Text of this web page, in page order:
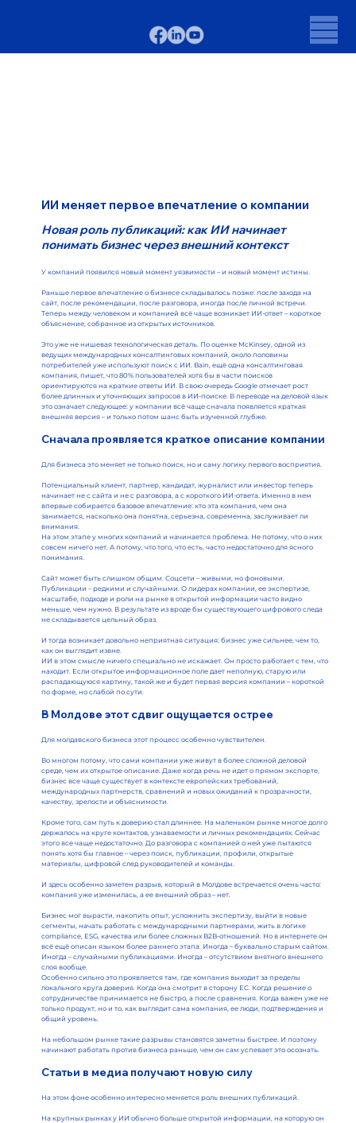
ИИ меняет первое впечатление о компании
Новая роль публикаций: как ИИ начинает
понимать бизнес через внешний контекст
У компаний появился новый момент уязвимости – и новый момент истины.
Раньше первое впечатление о бизнесе складывалось позже: после захода на
сайт, после рекомендации, после разговора, иногда после личной встречи.
Теперь между человеком и компанией всё чаще возникает ИИ-ответ – короткое
объяснение, собранное из открытых источников.
Это уже не нишевая технологическая деталь. По оценке McKinsey, одной из
ведущих международных консалтинговых компаний, около половины
потребителей уже используют поиск с ИИ. Bain, ещё одна консалтинговая
компания, пишет, что 80% пользователей хотя бы в части поисков
ориентируются на краткие ответы ИИ. В свою очередь Google отмечает рост
более длинных и уточняющих запросов в ИИ-поиске. В переводе на деловой язык
это означает следующее: у компании всё чаще сначала появляется краткая
внешняя версия – и только потом шанс быть изученной глубже.
Сначала проявляется краткое описание компании
Для бизнеса это меняет не только поиск, но и саму логику первого восприятия.
Потенциальный клиент, партнер, кандидат, журналист или инвестор теперь
начинает не с сайта и не с разговора, а с короткого ИИ-ответа. Именно в нем
впервые собирается базовое впечатление: кто эта компания, чем она
занимается, насколько она понятна, серьезна, современна, заслуживает ли
внимания.
На этом этапе у многих компаний и начинается проблема. Не потому, что о них
совсем ничего нет. А потому, что того, что есть, часто недостаточно для ясного
понимания.
Сайт может быть слишком общим. Соцсети – живыми, но фоновыми.
Публикации – редкими и случайными. О лидерах компании, ее экспертизе,
масштабе, подходе и роли на рынке в открытой информации часто видно
меньше, чем нужно. В результате из вроде бы существующего цифрового следа
не складывается цельный образ.
И тогда возникает довольно неприятная ситуация: бизнес уже сильнее, чем то,
как он выглядит извне.
ИИ в этом смысле ничего специально не искажает. Он просто работает с тем, что
находит. Если открытое информационное поле дает неполную, старую или
распадающуюся картину, такой же и будет первая версия компании – короткой
по форме, но слабой по сути.
В Молдове этот сдвиг ощущается острее
Для молдавского бизнеса этот процесс особенно чувствителен.
Во многом потому, что сами компании уже живут в более сложной деловой
среде, чем их открытое описание. Даже когда речь не идет о прямом экспорте,
бизнес все чаще существует в контексте европейских требований,
международных партнерств, сравнений и новых ожиданий к прозрачности,
качеству, зрелости и объяснимости.
Кроме того, сам путь к доверию стал длиннее. На маленьком рынке многое долго
держалось на круге контактов, узнаваемости и личных рекомендациях. Сейчас
этого все чаще недостаточно. До разговора с компанией о ней уже пытаются
понять хотя бы главное – через поиск, публикации, профили, открытые
материалы, цифровой след руководителей и команды.
И здесь особенно заметен разрыв, который в Молдове встречается очень часто:
компания уже изменилась, а ее внешний образ – нет.
Бизнес мог вырасти, накопить опыт, усложнить экспертизу, выйти в новые
сегменты, начать работать с международными партнерами, жить в логике
compliance, ESG, качества или более сложных B2B-отношений. Но в интернете он
всё ещё описан языком более раннего этапа. Иногда – буквально старым сайтом.
Иногда – случайными публикациями. Иногда – отсутствием внятного внешнего
слоя вообще.
Особенно сильно это проявляется там, где компания выходит за пределы
локального круга доверия. Когда она смотрит в сторону ЕС. Когда решение о
сотрудничестве принимается не быстро, а после сравнения. Когда важен уже не
только продукт, но и то, как выглядит сама компания, ее люди, подтверждения и
общий уровень.
На небольшом рынке такие разрывы становятся заметны быстрее. И поэтому
начинают работать против бизнеса раньше, чем он сам успевает это осознать.
Статьи в медиа получают новую силу
На этом фоне особенно интересно меняется роль внешних публикаций.
На крупных рынках у ИИ обычно больше открытой информации, на которую он